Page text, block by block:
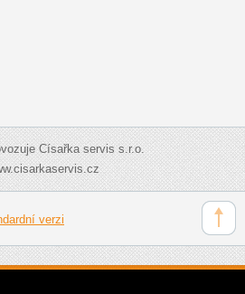
Císařka servis s.r.o.
verzi